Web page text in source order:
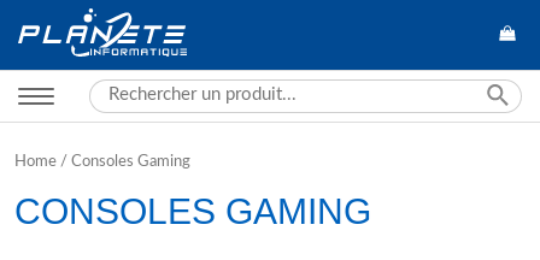
Search
for:
Home / Consoles Gaming
CONSOLES GAMING